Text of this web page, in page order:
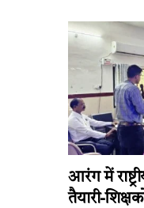
आरंग में
तैयारी-